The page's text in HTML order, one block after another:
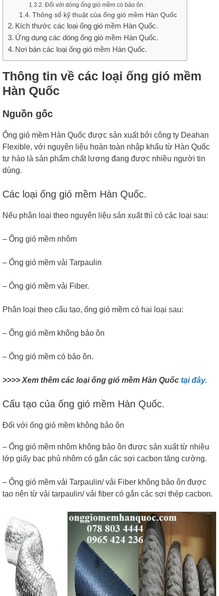
Đối với dòng ống gió mềm có bảo ôn.
Thông số kỹ thuật của ống gió mềm Hàn Quốc
Kích thước các loại ống gió mềm Hàn Quốc.
Ứng dụng các dòng ống gió mềm Hàn Quốc.
Nơi bán các loại ống gió mềm Hàn Quốc.
Thông tin về các loại ống gió mềm
Hàn Quốc
Nguồn gốc
Ống gió mềm Hàn Quốc được sản xuất bởi công ty Deahan
Flexible, với nguyên liệu hoàn toàn nhập khẩu từ Hàn Quốc
tự hào là sản phẩm chất lượng đang được nhiều người tin
dùng.
Các loại ống gió mềm Hàn Quốc.
Nếu phân loại theo nguyên liệu sản xuất thì có các loại sau:
– Ống gió mềm nhôm
– Ống gió mềm vải Tarpaulin
– Ống gió mềm vải Fiber.
Phân loại theo cấu tạo, ống gió mềm có hai loại sau:
– Ống gió mềm không bảo ôn
– Ống gió mềm có bảo ôn.
>>>> Xem thêm các loại ống gió mềm Hàn Quốc tại đây.
Cấu tạo của ống gió mềm Hàn Quốc.
Đối với ống gió mềm không bảo ôn
– Ống gió mềm nhôm không bảo ôn được sản xuất từ nhiều
lớp giấy bạc phủ nhôm có gắn các sợi cacbon tăng cường.
– Ống gió mềm vải Tarpaulin/ vải Fiber không bảo ôn được
tạo nên từ vải tarpaulin/ vải fiber có gắn các sợi thép cacbon.